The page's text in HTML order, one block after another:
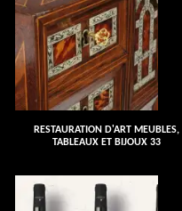
RESTAURATION D'ART MEUBLES,
TABLEAUX ET BIJOUX 33